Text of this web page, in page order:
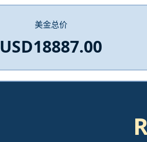
美金总价
USD18887.00